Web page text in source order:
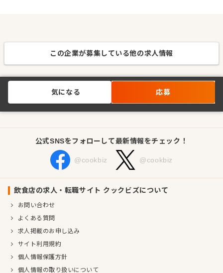
この企業が募集している他の求人情報
気になる 応募
公式SNSをフォローして最新情報をチェック！
@cookbiz @cookbiz
飲食店の求人・転職サイト クックビズについて
お問い合わせ
よくある質問
求人掲載のお申し込み
サイト利用規約
個人情報保護方針
個人情報の取り扱いについて